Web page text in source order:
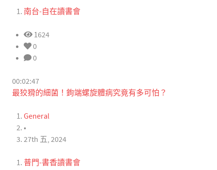
南台-自在讀書會
1624
0
0
00:02:47
最狡猾的細菌！鉤端螺旋體病究竟有多可怕？
General
•
27th 五, 2024
普門-書香讀書會